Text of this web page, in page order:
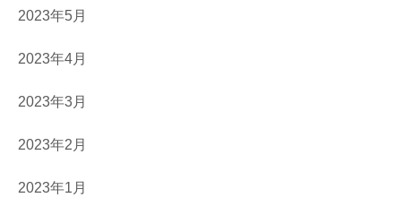
2023年5月
2023年4月
2023年3月
2023年2月
2023年1月